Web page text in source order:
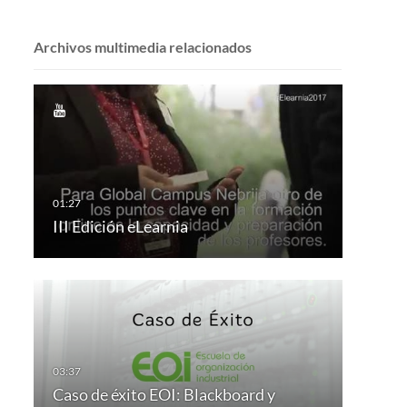
Archivos multimedia relacionados
III Edición eLearnia
Caso de éxito EOI: Blackboard y